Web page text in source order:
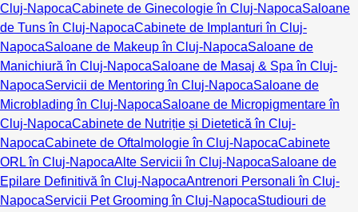
Cluj-NapocaCabinete de Ginecologie în Cluj-NapocaSaloane
de Tuns în Cluj-NapocaCabinete de Implanturi în Cluj-
NapocaSaloane de Makeup în Cluj-NapocaSaloane de
Manichiură în Cluj-NapocaSaloane de Masaj & Spa în Cluj-
NapocaServicii de Mentoring în Cluj-NapocaSaloane de
Microblading în Cluj-NapocaSaloane de Micropigmentare în
Cluj-NapocaCabinete de Nutriție și Dietetică în Cluj-
NapocaCabinete de Oftalmologie în Cluj-NapocaCabinete
ORL în Cluj-NapocaAlte Servicii în Cluj-NapocaSaloane de
Epilare Definitivă în Cluj-NapocaAntrenori Personali în Cluj-
NapocaServicii Pet Grooming în Cluj-NapocaStudiouri de